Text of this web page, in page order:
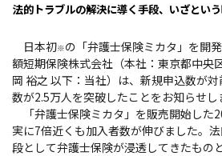
法的トラブルの解決に導く手段、いざとい
日本初※の「弁護士保険ミカタ」を開
額短期保険株式会社（本社：東京都中央
岡 裕之 以下：当社）は、新規申込数が
数が2.5万人を突破したことをお知らせし
「弁護士保険ミカタ」を販売開始した
実に7倍近くも加入者数が伸びました。
段として弁護士保険が浸透してきたもの